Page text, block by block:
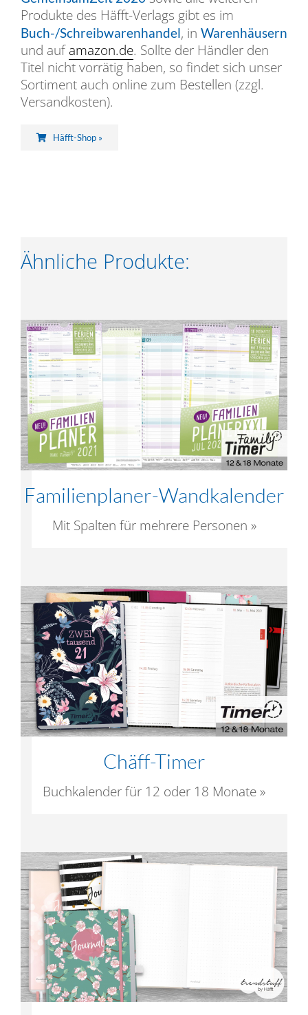
Produkte des Häfft-Verlags gibt es im
Buch-/Schreibwaren­handel, in Warenhäusern
und aufamazon.de. Sollte der Händler den
Titel nicht vorrätig haben, so findet sich unser
Sortiment auch online zum Bestellen (zzgl.
Versandkosten).
Häfft-Shop »
Ähnliche Produkte:
Familienplaner-Wandkalender
Mit Spalten für mehrere Personen »
Chäff-Timer
Buchkalender für 12 oder 18 Monate »